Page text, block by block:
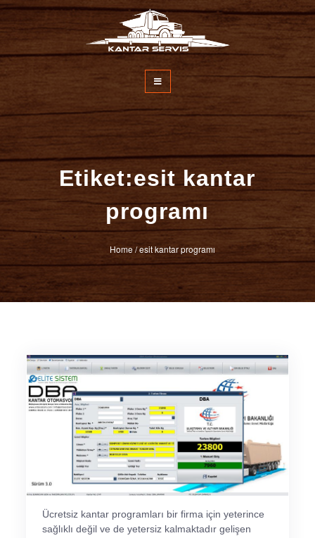
İçeriğe
Kantar Servisi
Etiket:esit kantar
programı
Home/esit kantar programı
Ücretsiz kantar programları bir firma için yeterince
sağlıklı değil ve de yetersiz kalmaktadır gelişen